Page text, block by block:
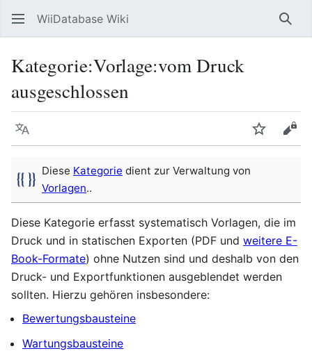
WiiDatabase Wiki
Kategorie:Vorlage:vom Druck
ausgeschlossen
Sprache
Diese Kategorie dient zur Verwaltung von
Vorlagen..
Diese Kategorie erfasst systematisch Vorlagen, die im
Druck und in statischen Exporten (PDF und weitere E-
Book-Formate) ohne Nutzen sind und deshalb von den
Druck- und Exportfunktionen ausgeblendet werden
sollten. Hierzu gehören insbesondere:
Bewertungsbausteine
Wartungsbausteine